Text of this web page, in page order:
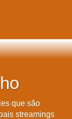
que são
streamings